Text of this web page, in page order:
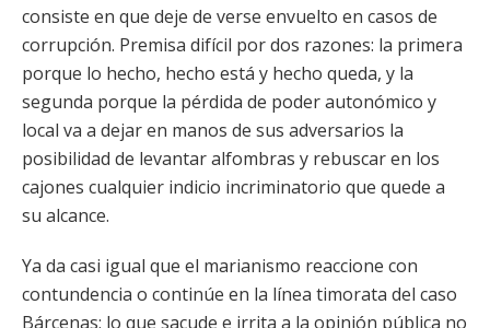
consiste en que deje de verse envuelto en casos de
corrupción. Premisa difícil por dos razones: la primera
porque lo hecho, hecho está y hecho queda, y la
segunda porque la pérdida de poder autonómico y
local va a dejar en manos de sus adversarios la
posibilidad de levantar alfombras y rebuscar en los
cajones cualquier indicio incriminatorio que quede a
su alcance.
Ya da casi igual que el marianismo reaccione con
contundencia o continúe en la línea timorata del caso
Bárcenas; lo que sacude e irrita a la opinión pública no